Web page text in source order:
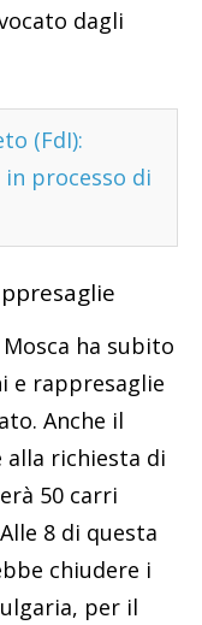
dagli
(FdI):
processo di
ha subito
e rappresaglie
Anche il
alla richiesta di
50 carri
8 di questa
chiudere i
per il